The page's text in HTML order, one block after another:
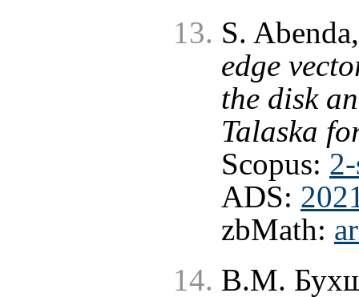
S.
edge
the disk
Talaska
Scopus:
ADS:
zbMath:
В.М.